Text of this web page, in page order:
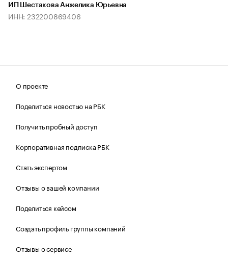
ИП Шестакова Анжелика Юрьевна
ИНН: 232200869406
О проекте
Поделиться новостью на РБК
Получить пробный доступ
Корпоративная подписка РБК
Стать экспертом
Отзывы о вашей компании
Поделиться кейсом
Создать профиль группы компаний
Отзывы о сервисе